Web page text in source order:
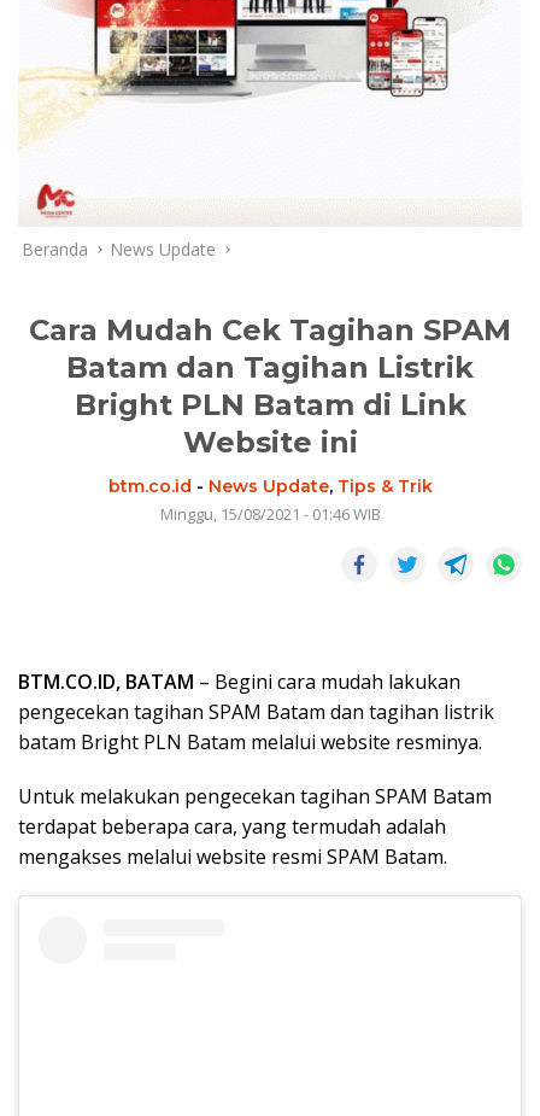
Beranda News Update
Cara Mudah Cek Tagihan SPAM
Batam dan Tagihan Listrik
Bright PLN Batam di Link
Website ini
btm.co.id - News Update, Tips & Trik
Minggu, 15/08/2021 - 01:46 WIB
BTM.CO.ID, BATAM – Begini cara mudah lakukan
pengecekan tagihan SPAM Batam dan tagihan listrik
batam Bright PLN Batam melalui website resminya.
Untuk melakukan pengecekan tagihan SPAM Batam
terdapat beberapa cara, yang termudah adalah
mengakses melalui website resmi SPAM Batam.